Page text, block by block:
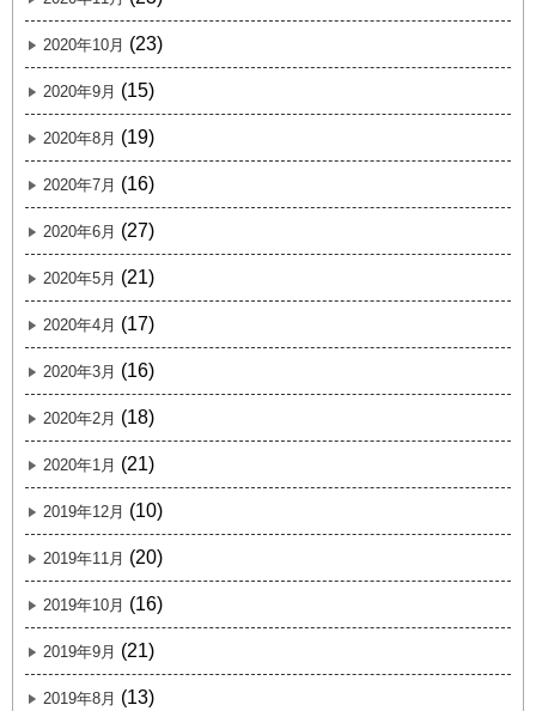
2020年10月 (23)
2020年9月 (15)
2020年8月 (19)
2020年7月 (16)
2020年6月 (27)
2020年5月 (21)
2020年4月 (17)
2020年3月 (16)
2020年2月 (18)
2020年1月 (21)
2019年12月 (10)
2019年11月 (20)
2019年10月 (16)
2019年9月 (21)
2019年8月 (13)